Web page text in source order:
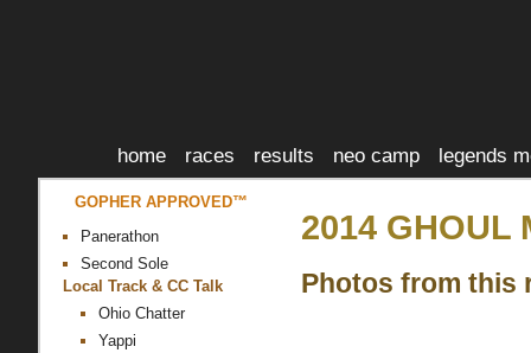
home races results neo camp legends
GOPHER APPROVED™
Panerathon
Second Sole
Local Track & CC Talk
Ohio Chatter
Yappi
2014 GHOUL
Photos from this